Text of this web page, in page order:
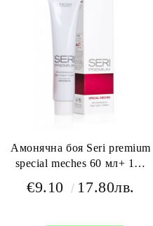
Амонячна боя Seri premium
special meches 60 мл+ 100
€9.10 17.80лв.